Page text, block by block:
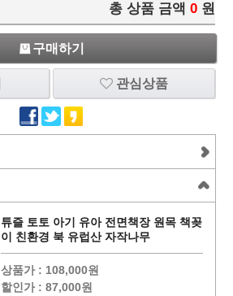
총 상품 금액 0 원
구매하기
관심상품
튜즐 토토 아기 유아 전면책장 원목 책꽂
이 친환경 북 유럽산 자작나무
상품가 : 108,000원
할인가 : 87,000원